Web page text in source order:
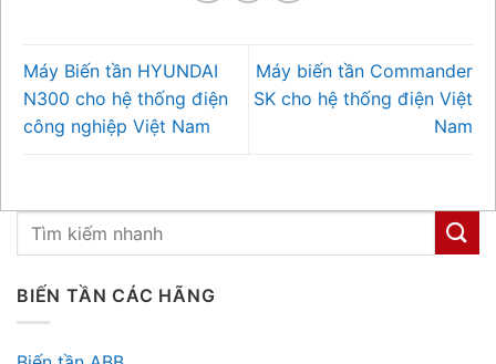
BIẾN TẦN CÁC HÃNG
Máy Biến tần HYUNDAI
N300 cho hệ thống điện
công nghiệp Việt Nam
Máy biến tần Commander
SK cho hệ thống điện Việt
Nam